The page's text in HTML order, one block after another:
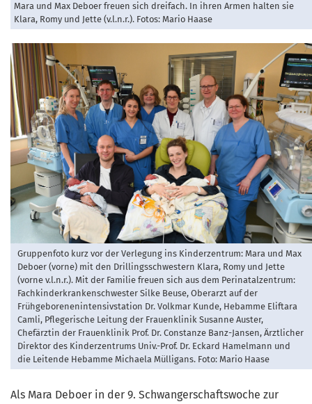
Mara und Max Deboer freuen sich dreifach. In ihren Armen halten sie
Klara, Romy und Jette (v.l.n.r.). Fotos: Mario Haase
Gruppenfoto kurz vor der Verlegung ins Kinderzentrum: Mara und Max
Deboer (vorne) mit den Drillingsschwestern Klara, Romy und Jette
(vorne v.l.n.r.). Mit der Familie freuen sich aus dem Perinatalzentrum:
Fachkinderkrankenschwester Silke Beuse, Oberarzt auf der
Frühgeborenenintensivstation Dr. Volkmar Kunde, Hebamme Eliftara
Camli, Pflegerische Leitung der Frauenklinik Susanne Auster,
Chefärztin der Frauenklinik Prof. Dr. Constanze Banz-Jansen, Ärztlicher
Direktor des Kinderzentrums Univ.-Prof. Dr. Eckard Hamelmann und
die Leitende Hebamme Michaela Mülligans. Foto: Mario Haase
Als Mara Deboer in der 9. Schwangerschaftswoche zur